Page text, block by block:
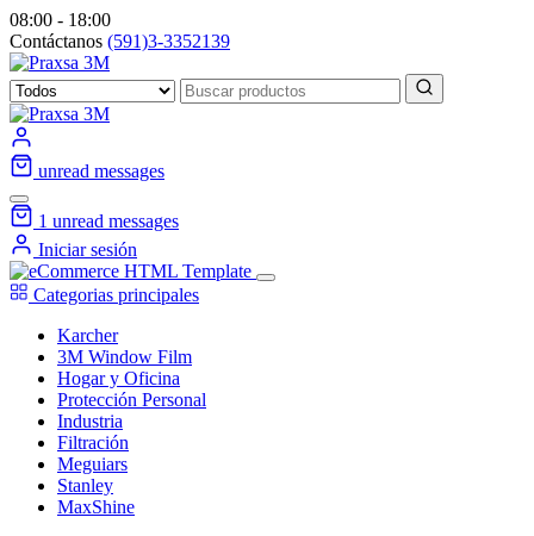
08:00 - 18:00
Contáctanos (591)3-3352139
unread messages
1 unread messages
Iniciar sesión
Categorias principales
Karcher
3M Window Film
Hogar y Oficina
Protección Personal
Industria
Filtración
Meguiars
Stanley
MaxShine